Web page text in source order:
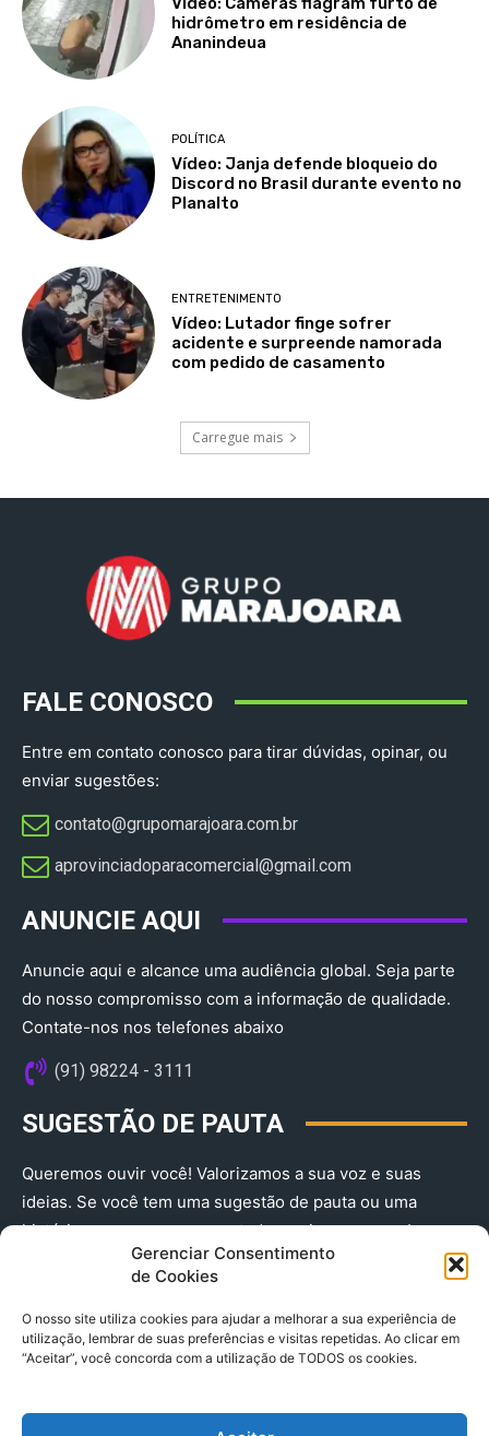
Gerenciar Consentimento
de Cookies
O nosso site utiliza cookies para ajudar a melhorar a sua experiência de
utilização, lembrar de suas preferências e visitas repetidas. Ao clicar em
“Aceitar”, você concorda com a utilização de TODOS os cookies.
hidrômetro em residência de
Ananindeua
POLÍTICA
Vídeo: Janja defende bloqueio do
Discord no Brasil durante evento no
Planalto
ENTRETENIMENTO
Vídeo: Lutador finge sofrer
acidente e surpreende namorada
com pedido de casamento
Carregue mais
FALE CONOSCO
Entre em contato conosco para tirar dúvidas, opinar, ou
enviar sugestões:
contato@grupomarajoara.com.br
aprovinciadoparacomercial@gmail.com​
ANUNCIE AQUI
Anuncie aqui e alcance uma audiência global. Seja parte
do nosso compromisso com a informação de qualidade.
Contate-nos nos telefones abaixo
(91) 98224 - 3111
SUGESTÃO DE PAUTA
Queremos ouvir você! Valorizamos a sua voz e suas
ideias. Se você tem uma sugestão de pauta ou uma
história que merece ser contada, envie-nos agora!
(91) 98224 - 3111